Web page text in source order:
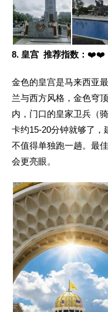
8. 皇宫 推荐指数 ： ❤️❤️
金色的皇宫是马来西亚
兰与西方风格，金色穹
内，门口的皇家卫兵（
卡约15-20分钟就够了，
不值得单独跑一趟。最
会更亮眼。